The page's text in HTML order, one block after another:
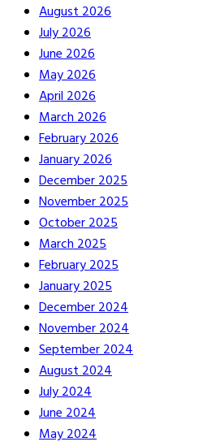
August 2026
July 2026
June 2026
May 2026
April 2026
March 2026
February 2026
January 2026
December 2025
November 2025
October 2025
March 2025
February 2025
January 2025
December 2024
November 2024
September 2024
August 2024
July 2024
June 2024
May 2024